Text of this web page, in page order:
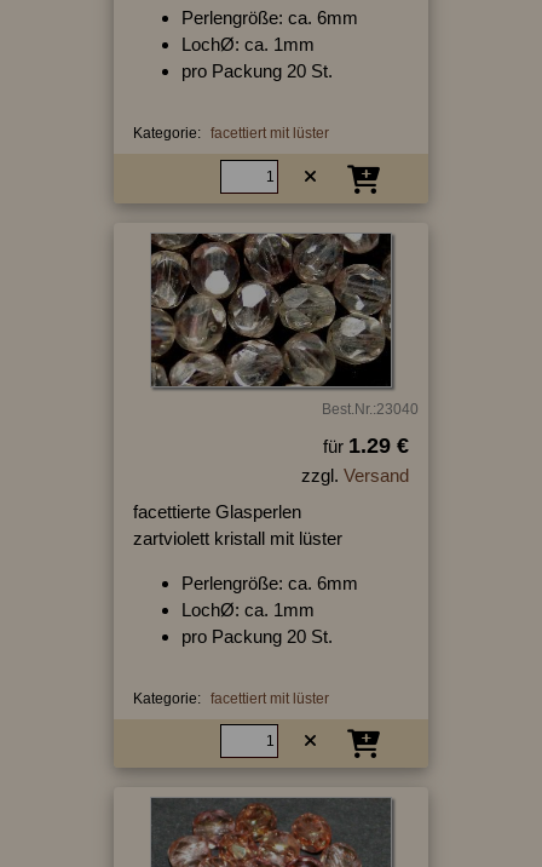
Perlengröße: ca. 6mm
LochØ: ca. 1mm
pro Packung 20 St.
Kategorie: facettiert mit lüster
Best.Nr.:23040
für 1.29 €
zzgl. Versand
facettierte Glasperlen
zartviolett kristall mit lüster
Perlengröße: ca. 6mm
LochØ: ca. 1mm
pro Packung 20 St.
Kategorie: facettiert mit lüster